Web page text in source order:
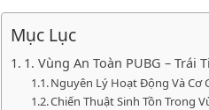
Mục Lục
1. Vùng An Toàn PUBG – Trái
Nguyên Lý Hoạt Động Và Cơ
Chiến Thuật Sinh Tồn Trong